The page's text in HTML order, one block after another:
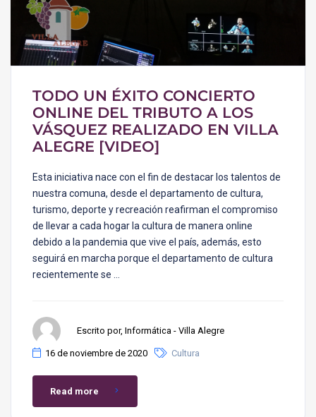
TODO UN ÉXITO CONCIERTO
ONLINE DEL TRIBUTO A LOS
VÁSQUEZ REALIZADO EN VILLA
ALEGRE [VIDEO]
Esta iniciativa nace con el fin de destacar los talentos de
nuestra comuna, desde el departamento de cultura,
turismo, deporte y recreación reafirman el compromiso
de llevar a cada hogar la cultura de manera online
debido a la pandemia que vive el país, además, esto
seguirá en marcha porque el departamento de cultura
recientemente se …
Escrito por, Informática - Villa Alegre
16 de noviembre de 2020 Cultura
Read more